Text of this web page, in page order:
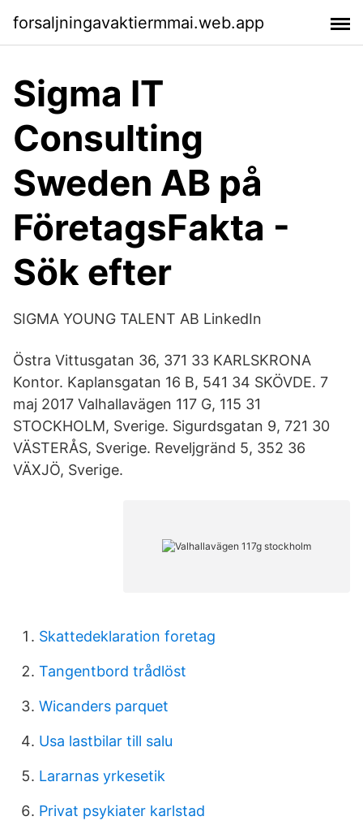
forsaljningavaktiermmai.web.app
Sigma IT
Consulting
Sweden AB på
FöretagsFakta -
Sök efter
SIGMA YOUNG TALENT AB LinkedIn
Östra Vittusgatan 36, 371 33 KARLSKRONA
Kontor. Kaplansgatan 16 B, 541 34 SKÖVDE. 7
maj 2017 Valhallavägen 117 G, 115 31
STOCKHOLM, Sverige. Sigurdsgatan 9, 721 30
VÄSTERÅS, Sverige. Reveljgränd 5, 352 36
VÄXJÖ, Sverige.
Skattedeklaration foretag
Tangentbord trådlöst
Wicanders parquet
Usa lastbilar till salu
Lararnas yrkesetik
Privat psykiater karlstad